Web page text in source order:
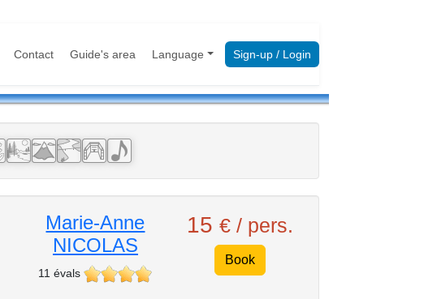
Contact Guide's area Language Sign-up / Login
Marie-Anne
NICOLAS
11 évals
15€ / pers.
Book